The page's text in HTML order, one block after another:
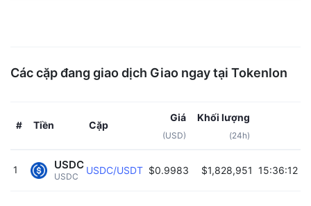
Các cặp đang giao dịch Giao ngay tại Tokenlon
# Tiền Cặp
Giá
(USD)
Khối lượng
(24h)
1
USDC
USDC USDC/USDT $0.9983 $1,828,951 15:36:12